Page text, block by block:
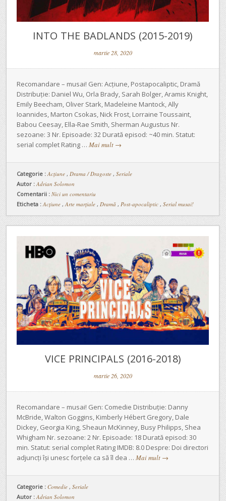
INTO THE BADLANDS (2015-2019)
martie 28, 2020
Recomandare – musai! Gen: Acțiune, Postapocaliptic, Dramă
Distribuție: Daniel Wu, Orla Brady, Sarah Bolger, Aramis Knight,
Emily Beecham, Oliver Stark, Madeleine Mantock, Ally
Ioannides, Marton Csokas, Nick Frost, Lorraine Toussaint,
Babou Ceesay, Ella-Rae Smith, Sherman Augustus Nr.
sezoane: 3 Nr. Episoade: 32 Durată episod: ~40 min. Statut:
serial complet Rating … Mai mult →
Categorie : Acțiune , Drama / Dragoste , Seriale
Autor : Adrian Solomon
Comentarii : Nici un comentariu
Eticheta : Acțiune , Arte marțiale , Dramă , Post-apocaliptic , Serial musai!
VICE PRINCIPALS (2016-2018)
martie 26, 2020
Recomandare – musai! Gen: Comedie Distribuție: Danny
McBride, Walton Goggins, Kimberly Hébert Gregory, Dale
Dickey, Georgia King, Sheaun McKinney, Busy Philipps, Shea
Whigham Nr. sezoane: 2 Nr. Episoade: 18 Durată episod: 30
min. Statut: serial complet Rating IMDB: 8.0 Despre: Doi directori
adjuncți își unesc forțele ca să îl dea … Mai mult →
Categorie : Comedie , Seriale
Autor : Adrian Solomon